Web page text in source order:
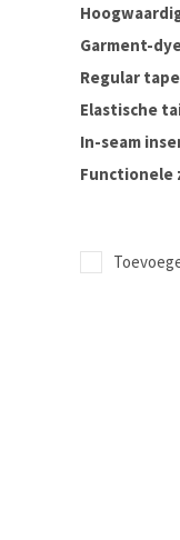
Garment-
Regular
Elastische
In-seam
Functionele